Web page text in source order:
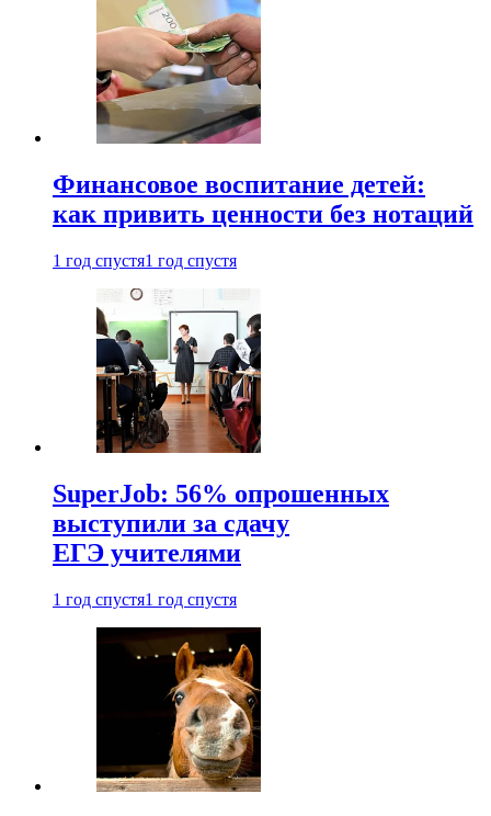
Финансовое воспитание детей:
как привить ценности без нотаций
1 год спустя1 год спустя
SuperJob: 56% опрошенных
выступили за сдачу
ЕГЭ учителями
1 год спустя1 год спустя